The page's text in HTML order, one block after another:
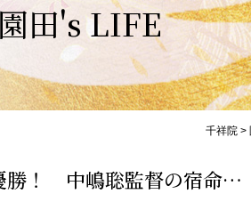
園田's LIFE
千祥院 >
勝！ 中嶋聡監督の宿命…